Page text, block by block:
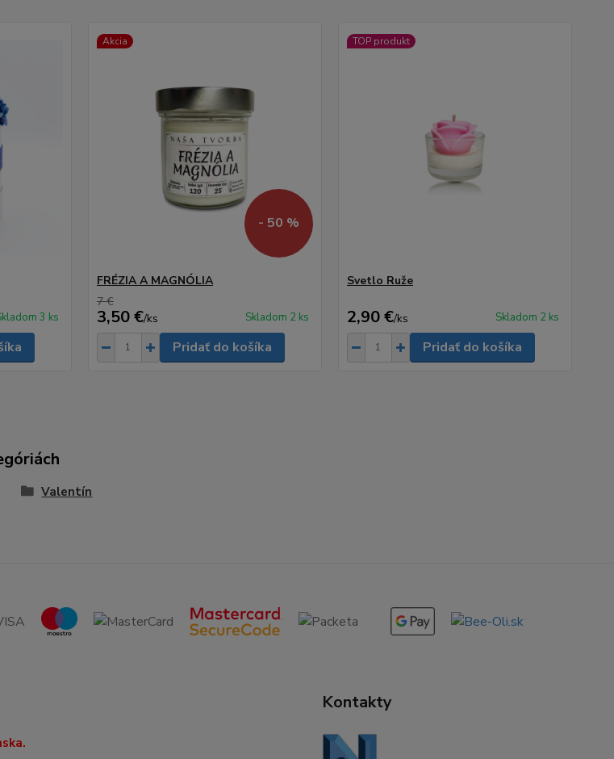
3 ks
Akcia
- 50 %
FRÉZIA A MAGNÓLIA
7 €
3,50 €/ks Skladom 2 ks
Pridať do košíka
TOP produkt
Svetlo Ruže
2,90 €/ks Skladom 2 ks
Pridať do košíka
Valentín
Kontakty